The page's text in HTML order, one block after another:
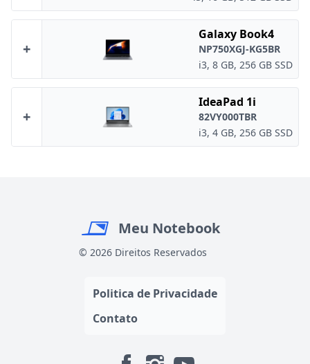
+
Galaxy Book4
NP750XGJ-KG5BR
i3, 8 GB, 256 GB SSD
+
IdeaPad 1i
82VY000TBR
i3, 4 GB, 256 GB SSD
Meu Notebook
© 2026 Direitos Reservados
Politica de Privacidade
Contato